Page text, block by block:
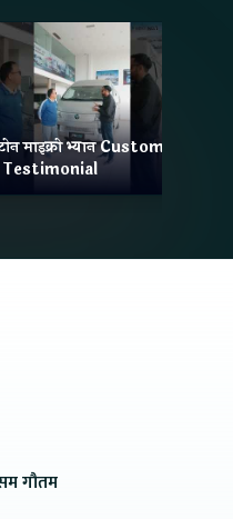
माइक्रो भ्यान Customer
Testimonial
गौतम